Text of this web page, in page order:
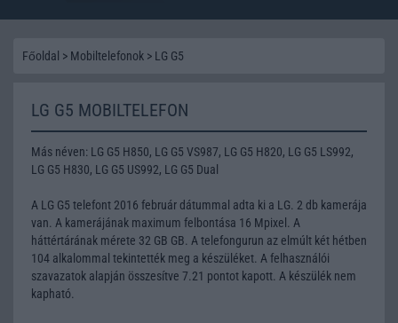
Főoldal > Mobiltelefonok > LG G5
LG G5 MOBILTELEFON
Más néven: LG G5 H850, LG G5 VS987, LG G5 H820, LG G5 LS992,
LG G5 H830, LG G5 US992, LG G5 Dual
A LG G5 telefont 2016 február dátummal adta ki a LG. 2 db kamerája
van. A kamerájának maximum felbontása 16 Mpixel. A
háttértárának mérete 32 GB GB. A telefongurun az elmúlt két hétben
104 alkalommal tekintették meg a készüléket. A felhasználói
szavazatok alapján összesítve 7.21 pontot kapott. A készülék nem
kapható.